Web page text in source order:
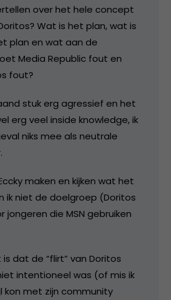
over het hele concept
Wat is het plan, wat is
plan en wat aan de
Media Republic fout en
fout?
stuk erg agressief en het
erg veel inside knowledge, ik
niks mee als neutrale
maken en kijken wat het
ik niet de doelgroep (Doritos
jongeren die MSN gebruiken
dat de “flirt” van Doritos
intentioneel was (of mis ik
kon met zijn community